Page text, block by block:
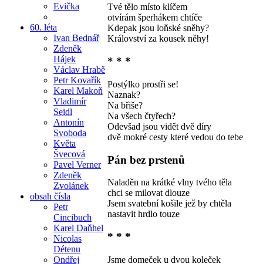
Evička
60. léta
Ivan Bednář
Zdeněk
Hájek
Václav Hrabě
Petr Kovařík
Karel Makoň
Vladimír
Seidl
Antonín
Svoboda
Květa
Švecová
Pavel Verner
Zdeněk
Zvolánek
obsah čísla
Petr
Cincibuch
Karel Daňhel
Nicolas
Détenu
Ondřej
Tvé tělo místo klíčem
otvírám šperhákem chtíče
Kdepak jsou loňské sněhy?
Království za kousek něhy!
* * *
Postýlko prostři se!
Naznak?
Na břiše?
Na všech čtyřech?
Odevšad jsou vidět dvě díry
dvě mokré cesty které vedou do tebe
Pán bez prstenů
Naladěn na krátké vlny tvého těla
chci se milovat dlouze
Jsem svatební košile jež by chtěla
nastavit hrdlo touze
* * *
Jsme domeček u dvou koleček